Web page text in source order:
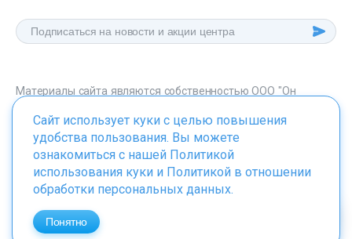
Материалы сайта являются собственностью ООО "Он
onclinic.ru запрещено в соответствии со статьей 1259 ГК. РФ.
ИМЕЮТСЯ ПРОТИВОПОКАЗАНИЯ. НЕОБХОДИМО
ПРОКОНСУЛЬТИРОВАТЬСЯ СО СПЕЦИАЛИСТОМ
Сайт использует куки с целью повышения
удобства пользования. Вы можете
ознакомиться с нашей Политикой
использования куки и Политикой в отношении
обработки персональных данных.
Понятно